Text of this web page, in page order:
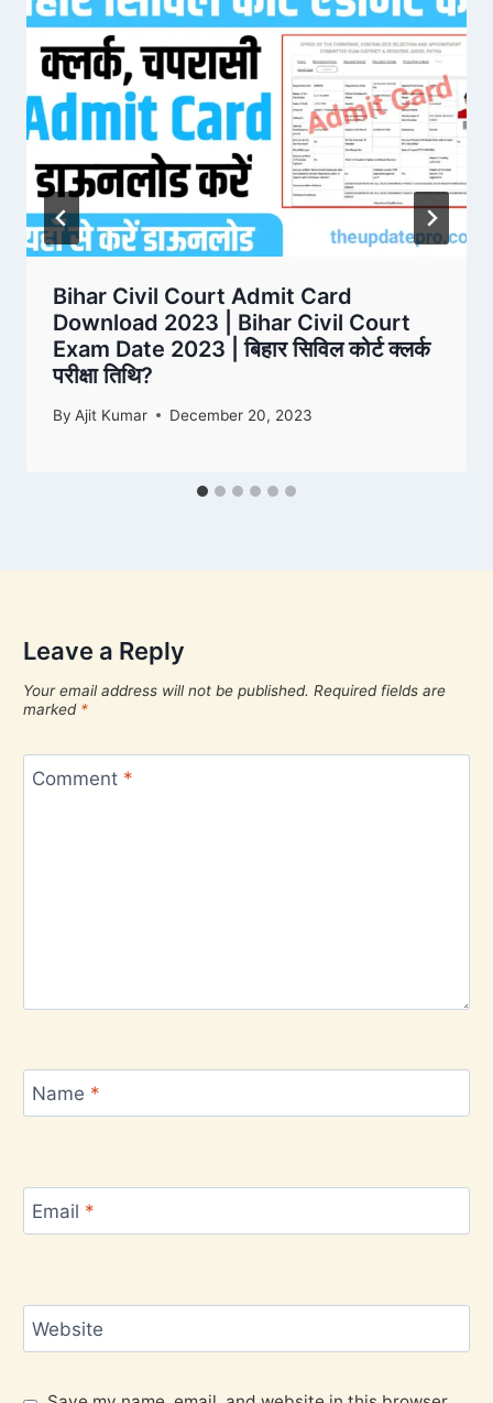
Bihar Civil Court Admit Card
Download 2023 | Bihar Civil Court
Exam Date 2023 | बिहार सिविल कोर्ट क्लर्क
परीक्षा तिथि?
By Ajit Kumar December 20, 2023
Leave a Reply
Your email address will not be published. Required fields are
marked *
Comment *
Name *
Email *
Website